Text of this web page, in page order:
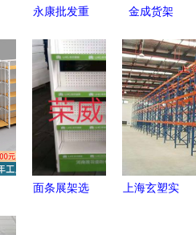
永康批发重
固耐用与金
华货架批发
价格的深度
解析
金成货架
架批发一站
式解决方案
面条展架选
上海玄塑实